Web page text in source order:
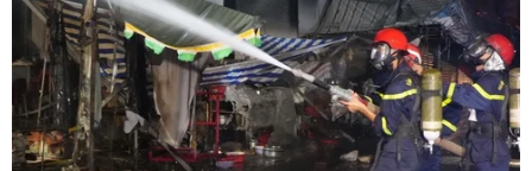
10.000 trang sách trong 15 tập Hồ Chí Minh toàn tập để
rút ra gần 5000 câu danh ngôn.